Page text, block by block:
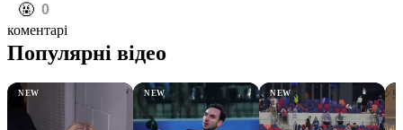
️🤬 0
коментарі